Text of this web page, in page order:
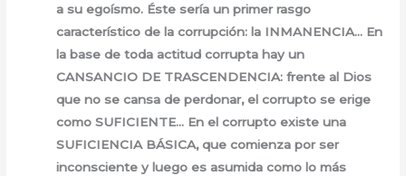
a su egoísmo. Éste sería un primer rasgo
característico de la corrupción: la INMANENCIA… En
la base de toda actitud corrupta hay un
CANSANCIO DE TRASCENDENCIA: frente al Dios
que no se cansa de perdonar, el corrupto se erige
como SUFICIENTE… En el corrupto existe una
SUFICIENCIA BÁSICA, que comienza por ser
inconsciente y luego es asumida como lo más